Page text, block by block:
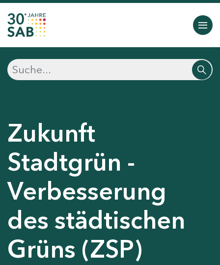
Zukunft
Stadtgrün -
Verbesserung
des städtischen
Grüns (ZSP)